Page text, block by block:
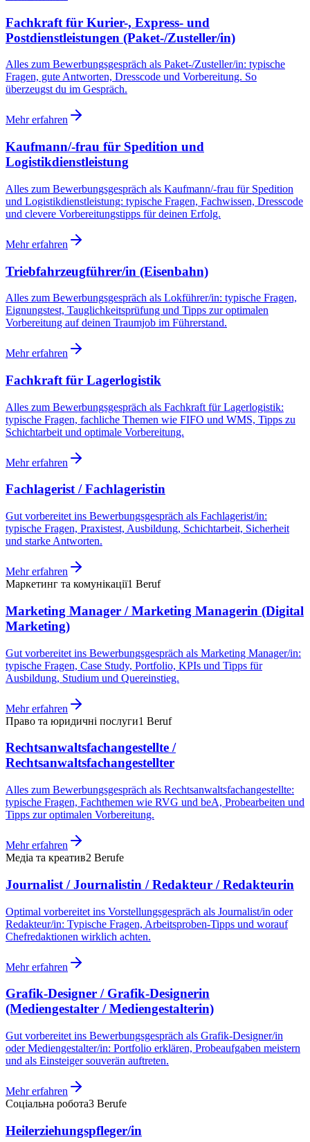
Fachkraft für Kurier-, Express- und
Postdienstleistungen (Paket-/Zusteller/in)
Alles zum Bewerbungsgespräch als Paket-/Zusteller/in: typische
Fragen, gute Antworten, Dresscode und Vorbereitung. So
überzeugst du im Gespräch.
Mehr erfahren
Kaufmann/-frau für Spedition und
Logistikdienstleistung
Alles zum Bewerbungsgespräch als Kaufmann/-frau für Spedition
und Logistikdienstleistung: typische Fragen, Fachwissen, Dresscode
und clevere Vorbereitungstipps für deinen Erfolg.
Mehr erfahren
Triebfahrzeugführer/in (Eisenbahn)
Alles zum Bewerbungsgespräch als Lokführer/in: typische Fragen,
Eignungstest, Tauglichkeitsprüfung und Tipps zur optimalen
Vorbereitung auf deinen Traumjob im Führerstand.
Mehr erfahren
Fachkraft für Lagerlogistik
Alles zum Bewerbungsgespräch als Fachkraft für Lagerlogistik:
typische Fragen, fachliche Themen wie FIFO und WMS, Tipps zu
Schichtarbeit und optimale Vorbereitung.
Mehr erfahren
Fachlagerist / Fachlageristin
Gut vorbereitet ins Bewerbungsgespräch als Fachlagerist/in:
typische Fragen, Praxistest, Ausbildung, Schichtarbeit, Sicherheit
und starke Antworten.
Mehr erfahren
Маркетинг та комунікації1 Beruf
Marketing Manager / Marketing Managerin (Digital
Marketing)
Gut vorbereitet ins Bewerbungsgespräch als Marketing Manager/in:
typische Fragen, Case Study, Portfolio, KPIs und Tipps für
Ausbildung, Studium und Quereinstieg.
Mehr erfahren
Право та юридичні послуги1 Beruf
Rechtsanwaltsfachangestellte /
Rechtsanwaltsfachangestellter
Alles zum Bewerbungsgespräch als Rechtsanwaltsfachangestellte:
typische Fragen, Fachthemen wie RVG und beA, Probearbeiten und
Tipps zur optimalen Vorbereitung.
Mehr erfahren
Медіа та креатив2 Berufe
Journalist / Journalistin / Redakteur / Redakteurin
Optimal vorbereitet ins Vorstellungsgespräch als Journalist/in oder
Redakteur/in: Typische Fragen, Arbeitsproben-Tipps und worauf
Chefredaktionen wirklich achten.
Mehr erfahren
Grafik-Designer / Grafik-Designerin
(Mediengestalter / Mediengestalterin)
Gut vorbereitet ins Bewerbungsgespräch als Grafik-Designer/in
oder Mediengestalter/in: Portfolio erklären, Probeaufgaben meistern
und als Einsteiger souverän auftreten.
Mehr erfahren
Соціальна робота3 Berufe
Heilerziehungspfleger/in